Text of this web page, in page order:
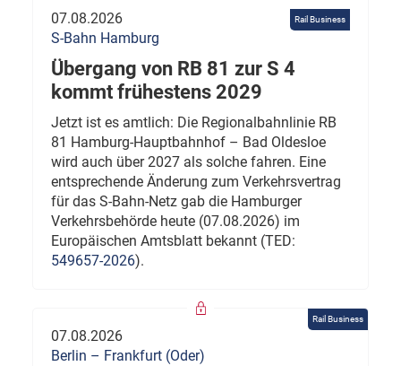
Rail Business
07.08.2026
S-Bahn Hamburg
Übergang von RB 81 zur S 4
kommt frühestens 2029
Jetzt ist es amtlich: Die Regionalbahnlinie RB
81 Hamburg-Hauptbahnhof – Bad Oldesloe
wird auch über 2027 als solche fahren. Eine
entsprechende Änderung zum Verkehrsvertrag
für das S-Bahn-Netz gab die Hamburger
Verkehrsbehörde heute (07.08.2026) im
Europäischen Amtsblatt bekannt (TED:
549657-2026).
Rail Business
07.08.2026
Berlin – Frankfurt (Oder)